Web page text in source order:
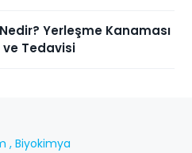
Yerleşme Kanaması
ve Tedavisi
, Biyokimya